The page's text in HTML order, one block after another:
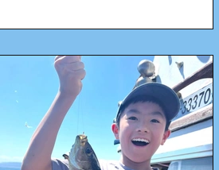
たお待ちしてます♪